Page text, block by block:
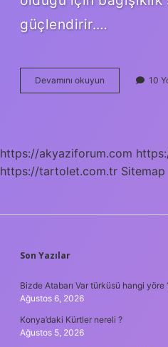
güçlendirir.…
Devamını okuyun
Tavuk
Gelir
10
https://akyaziforum.com
https://tartolet.com.tr Sitemap
SIDEBAR
Son Yazılar
Bizde Atabarı Var türküsü hangi yöre
Ağustos 6, 2026
Konya’daki Kürtler nereli ?
Ağustos 5, 2026